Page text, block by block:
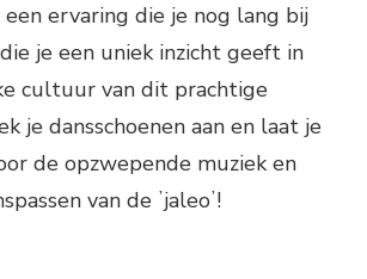
ervaring die je nog lang bij
je een uniek inzicht geeft in
cultuur van dit prachtige
je dansschoenen aan en laat je
de opzwepende muziek en
van de ʼjaleoʼ!